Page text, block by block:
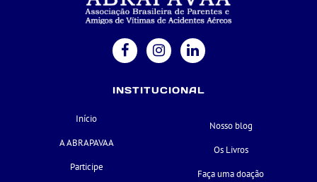
INSTITUCIONAL
Início
A ABRAPAVAA
Participe
Nosso blog
Os Livros
Faça uma doação